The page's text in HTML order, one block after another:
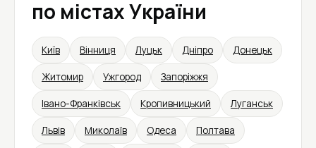
по містах України
Київ Вінниця Луцьк Дніпро Донецьк
Житомир Ужгород Запоріжжя
Івано-Франківськ Кропивницький Луганськ
Львів Миколаїв Одеса Полтава